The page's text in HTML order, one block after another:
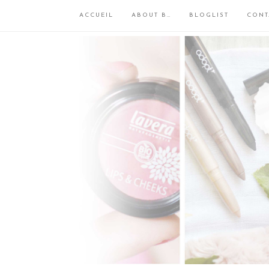
ACCUEIL ABOUT B… BLOGLIST